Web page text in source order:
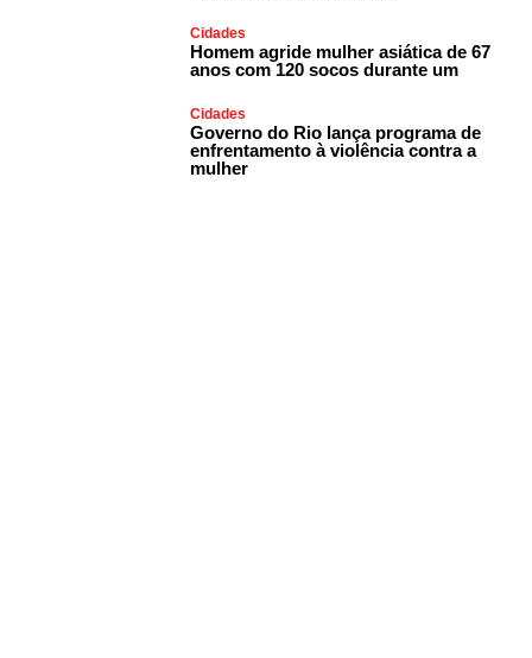
Cidades
Homem agride mulher asiática de 67
anos com 120 socos durante um
Cidades
Governo do Rio lança programa de
enfrentamento à violência contra a
mulher